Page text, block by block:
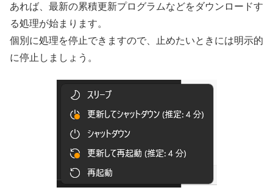
あれば、最新の累積更新プログラムなどをダウンロードす
る処理が始まります。
個別に処理を停止できますので、止めたいときには明示的
に停止しましょう。